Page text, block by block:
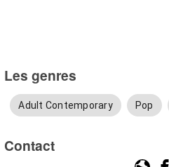
Les genres
Adult Contemporary Pop
Contact